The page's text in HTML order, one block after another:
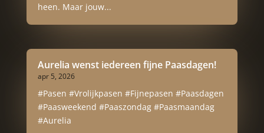
heen. Maar jouw...
Aurelia wenst iedereen fijne Paasdagen!
apr 5, 2026
#Pasen #Vrolijkpasen #Fijnepasen #Paasdagen
#Paasweekend #Paaszondag #Paasmaandag
#Aurelia